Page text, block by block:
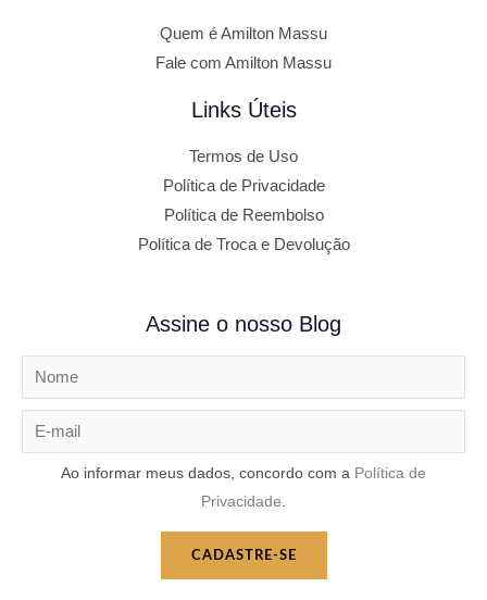
Quem é Amilton Massu
Fale com Amilton Massu
Links Úteis
Termos de Uso
Política de Privacidade
Política de Reembolso
Política de Troca e Devolução
Assine o nosso Blog
Ao informar meus dados, concordo com a Política de
Privacidade